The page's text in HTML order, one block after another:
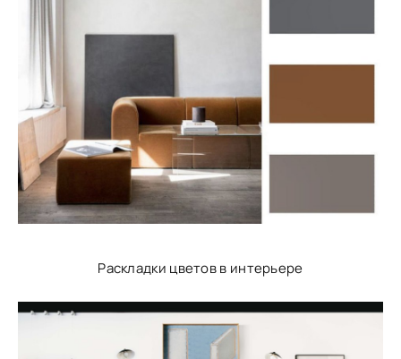
Раскладки цветов в интерьере